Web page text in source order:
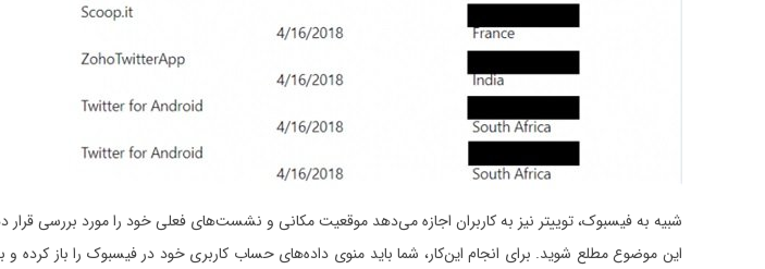
شبیه به فیسبوک، توییتر نیز به کاربران اجازه می‌دهد موقعیت مکانی و نشست‌های فعلی خود را مورد بررسی
این موضوع مطلع شوید. برای انجام این‌کار، شما باید منوی داده‌های حساب‌ کاربری خود در فیسبوک را باز